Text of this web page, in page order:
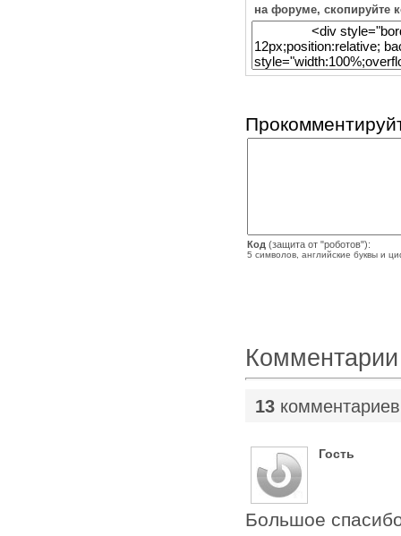
на форуме, скопируйте
Код (защита от "роботов"):
5 символов, английские буквы и
Комментарии
13
Гость
Большое